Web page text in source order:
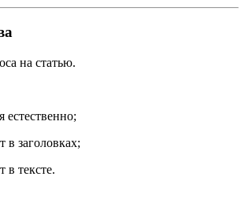
на статью.
естественно;
в заголовках;
в тексте.